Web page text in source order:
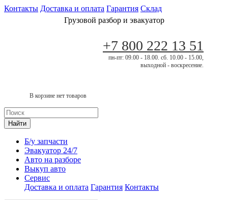
Контакты Доставка и оплата Гарантия Склад
Грузовой разбор и эвакуатор
+7 800 222 13 51
пн-пт: 09.00 - 18.00. сб. 10.00 - 15.00,
выходной - воскресение.
В корзине нет товаров
Найти
Б/у запчасти
Эвакуатор 24/7
Авто на разборе
Выкуп авто
Сервис
Доставка и оплата Гарантия Контакты